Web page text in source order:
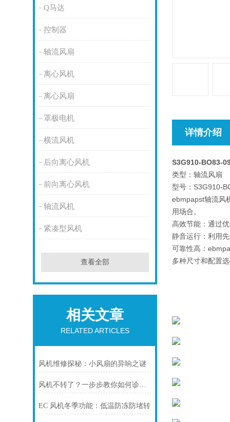
Q马达
控制器
轴流风扇
离心风机
离心风扇
罩极电机
横流风机
后向离心风机
前向离心风机
轴流风机
紧凑型风机
查看全部
相关文章
RELATED ARTICLES
风机维修探秘：小风扇的异响之谜
风机不转了？一步步教你如何诊断故障
EC 风机冬季功能：低温防冻防堵转
详情介绍
S3G910-BO83-
类型：轴流风扇
型号：S3G910-
ebmpapst轴流风
用场合。
高效节能：通过
静音运行：利用
可靠性高：
多种尺寸和配置